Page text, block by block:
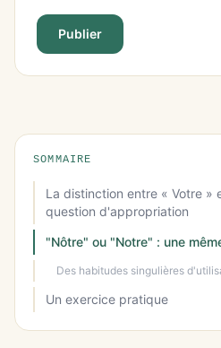
Publier
SOMMAIRE
La distinction entre « Votre »
question d'appropriation
"Nôtre" ou "Notre" : une
Des habitudes singulières
Un exercice pratique